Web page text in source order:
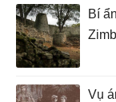
Bí
Vụ